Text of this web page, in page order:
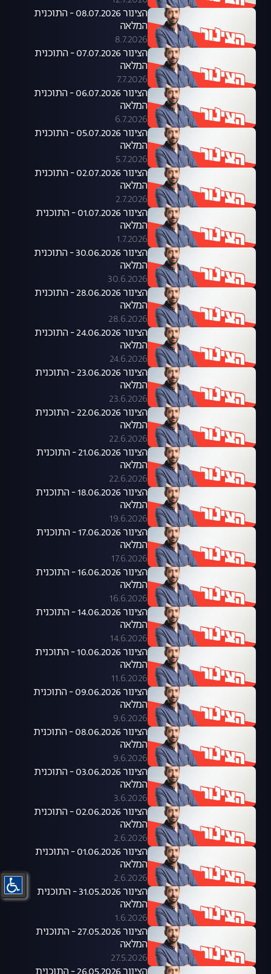
הצינור 08.07.2026 - התוכנית
המלאה
8.7.2026
הצינור 07.07.2026 - התוכנית
המלאה
7.7.2026
הצינור 06.07.2026 - התוכנית
המלאה
6.7.2026
הצינור 05.07.2026 - התוכנית
המלאה
5.7.2026
הצינור 02.07.2026 - התוכנית
המלאה
2.7.2026
הצינור 01.07.2026 - התוכנית
המלאה
1.7.2026
הצינור 30.06.2026 - התוכנית
המלאה
30.6.2026
הצינור 28.06.2026 - התוכנית
המלאה
28.6.2026
הצינור 24.06.2026 - התוכנית
המלאה
24.6.2026
הצינור 23.06.2026 - התוכנית
המלאה
23.6.2026
הצינור 22.06.2026 - התוכנית
המלאה
22.6.2026
הצינור 21.06.2026 - התוכנית
המלאה
22.6.2026
הצינור 18.06.2026 - התוכנית
המלאה
19.6.2026
הצינור 17.06.2026 - התוכנית
המלאה
17.6.2026
הצינור 16.06.2026 - התוכנית
המלאה
16.6.2026
הצינור 14.06.2026 - התוכנית
המלאה
14.6.2026
הצינור 10.06.2026 - התוכנית
המלאה
11.6.2026
הצינור 09.06.2026 - התוכנית
המלאה
9.6.2026
הצינור 08.06.2026 - התוכנית
המלאה
9.6.2026
הצינור 03.06.2026 - התוכנית
המלאה
3.6.2026
הצינור 02.06.2026 - התוכנית
המלאה
2.6.2026
הצינור 01.06.2026 - התוכנית
המלאה
2.6.2026
הצינור 31.05.2026 - התוכנית
המלאה
1.6.2026
הצינור 27.05.2026 - התוכנית
המלאה
27.5.2026